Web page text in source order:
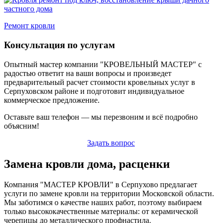
Ремонт кровли
Консультация по услугам
Опытный мастер компании "КРОВЕЛЬНЫЙ МАСТЕР" с
радостью ответит на ваши вопросы и произведет
предварительный расчет стоимости кровельных услуг в
Серпуховском районе и подготовит индивидуальное
коммерческое предложение.
Оставьте ваш телефон — мы перезвоним и всё подробно
объясним!
Задать вопрос
Замена кровли дома, расценки
Компания "МАСТЕР КРОВЛИ" в Серпухово предлагает
услуги по замене кровли на территории Московской области.
Мы заботимся о качестве наших работ, поэтому выбираем
только высококачественные материалы: от керамической
черепицы до металлического профнастила.